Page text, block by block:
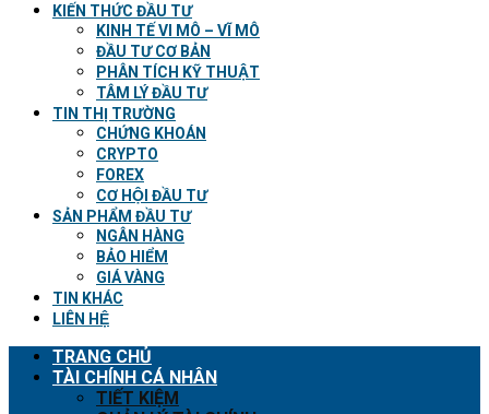
KIẾN THỨC ĐẦU TƯ
KINH TẾ VI MÔ – VĨ MÔ
ĐẦU TƯ CƠ BẢN
PHÂN TÍCH KỸ THUẬT
TÂM LÝ ĐẦU TƯ
TIN THỊ TRƯỜNG
CHỨNG KHOÁN
CRYPTO
FOREX
CƠ HỘI ĐẦU TƯ
SẢN PHẨM ĐẦU TƯ
NGÂN HÀNG
BẢO HIỂM
GIÁ VÀNG
TIN KHÁC
LIÊN HỆ
TRANG CHỦ
TÀI CHÍNH CÁ NHÂN
TIẾT KIỆM